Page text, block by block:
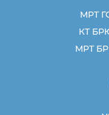
МРТ
КТ
МРТ